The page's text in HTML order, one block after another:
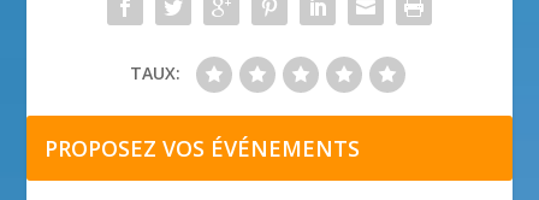
TAUX:
PROPOSEZ VOS ÉVÉNEMENTS